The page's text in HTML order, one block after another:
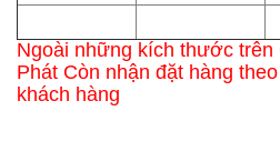
Ngoài những kích thước trên
Phát Còn nhận đặt hàng
khách hàng